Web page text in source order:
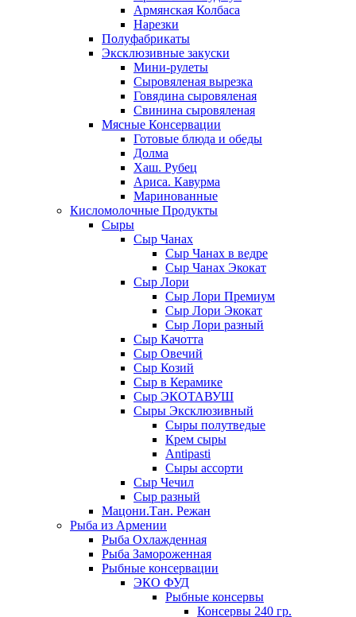
Армянская Колбаса
Нарезки
Полуфабрикаты
Эксклюзивные закуски
Мини-рулеты
Сыровяленая вырезка
Говядина сыровяленая
Свинина сыровяленая
Мясные Консервации
Готовые блюда и обеды
Долма
Хаш. Рубец
Ариса. Кавурма
Маринованные
Кисломолочные Продукты
Сыры
Сыр Чанах
Сыр Чанах в ведре
Сыр Чанах Экокат
Сыр Лори
Сыр Лори Премиум
Сыр Лори Экокат
Сыр Лори разный
Сыр Качотта
Сыр Овечий
Сыр Козий
Сыр в Керамике
Сыр ЭКОТАВУШ
Сыры Эксклюзивный
Сыры полутведые
Крем сыры
Antipasti
Сыры ассорти
Сыр Чечил
Сыр разный
Мацони.Тан. Режан
Рыба из Армении
Рыба Охлажденная
Рыба Замороженная
Рыбные консервации
ЭКО ФУД
Рыбные консервы
Консервы 240 гр.